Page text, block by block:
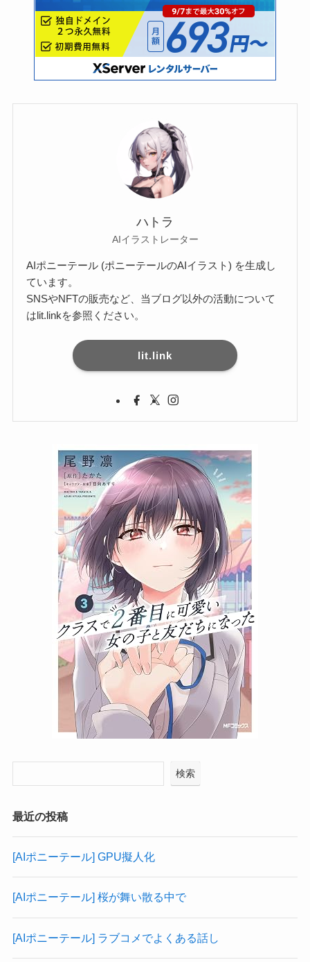
ハトラ
AIイラストレーター
AIポニーテール (ポニーテールのAIイラスト) を生成し
ています。
SNSやNFTの販売など、当ブログ以外の活動について
はlit.linkを参照ください。
lit.link
検索
最近の投稿
[AIポニーテール] GPU擬人化
[AIポニーテール] 桜が舞い散る中で
[AIポニーテール] ラブコメでよくある話し